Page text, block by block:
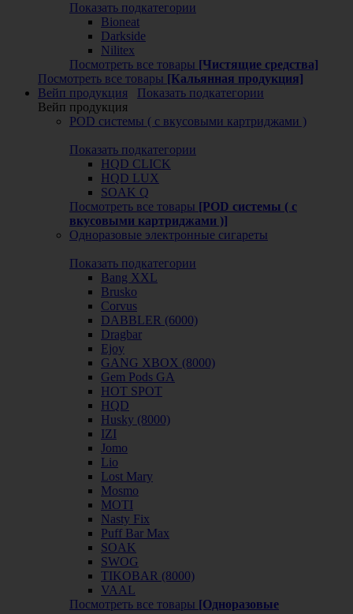
Показать подкатегории
Bioneat
Darkside
Nilitex
Посмотреть все товары [Чистящие средства]
Посмотреть все товары [Кальянная продукция]
Вейп продукция
Показать подкатегории
Вейп продукция
POD системы ( с вкусовыми картриджами )
Показать подкатегории
HQD CLICK
HQD LUX
SOAK Q
Посмотреть все товары [POD системы ( с
вкусовыми картриджами )]
Одноразовые электронные сигареты
Показать подкатегории
Bang XXL
Brusko
Corvus
DABBLER (6000)
Dragbar
Ejoy
GANG XBOX (8000)
Gem Pods GA
HOT SPOT
HQD
Husky (8000)
IZI
Jomo
Lio
Lost Mary
Mosmo
MOTI
Nasty Fix
Puff Bar Max
SOAK
SWOG
TIKOBAR (8000)
VAAL
Посмотреть все товары [Одноразовые